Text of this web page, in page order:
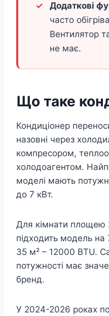
Додаткові
часто
Вентилятор
не має.
Що таке
Кондиціонер
назовні через
компресором,
холодоагентом.
моделі мають
до 7 кВт.
Для кімнати площею
підходить модель
35 м² – 12000 BTU.
потужності має
бренд.
У 2024-2026 роках